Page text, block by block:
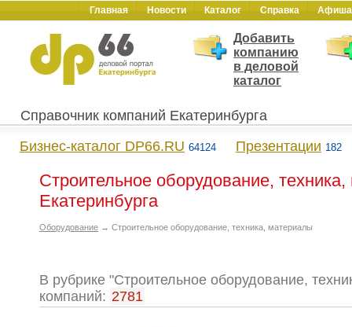
Главная Новости Каталог Справка Афиша
Добавить
компанию
в деловой
каталог
Справочник компаний Екатеринбурга
Бизнес-каталог DP66.RU 64124 Презентации 182
Строительное оборудование,
Екатеринбурга
Оборудование → Строительное оборудование, техника, материалы
В рубрике "Строительное оборудование,
компаний: 2781